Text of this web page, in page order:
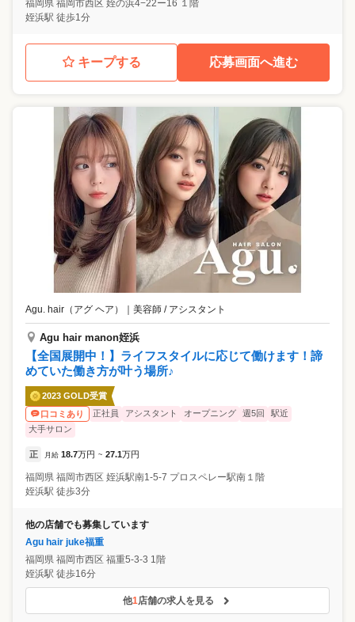
福岡県 福岡市西区 姪の浜4−22ー16 １階
姪浜駅 徒歩1分
キープする 応募画面へ進む
Agu. hair（アグ ヘア） ｜ 美容師 / アシスタント
Agu hair manon姪浜
【全国展開中！】ライフスタイルに応じて働けます！諦
めていた働き方が叶う場所♪
2023 GOLD受賞
口コミあり
正社員 アシスタント オープニング 週5回
駅近
大手サロン
正 月給 18.7万円 ~ 27.1万円
福岡県 福岡市西区 姪浜駅南1-5-7 プロスペレー駅南１階
姪浜駅 徒歩3分
他の店舗でも募集しています
Agu hair juke福重
福岡県 福岡市西区 福重5-3-3 1階
姪浜駅 徒歩16分
他1店舗の求人を見る